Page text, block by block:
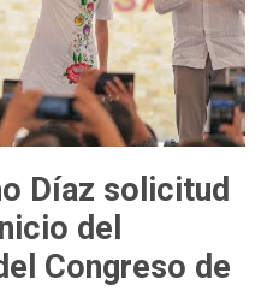
Díaz solicitud
del
Congreso de